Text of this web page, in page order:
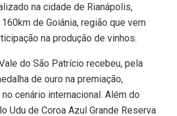
na cidade de Rianápolis,
de Goiânia, região que vem
na produção de vinhos.
do São Patrício recebeu, pela
de ouro na premiação,
cenário internacional. Além do
Udu de Coroa Azul Grande Reserva